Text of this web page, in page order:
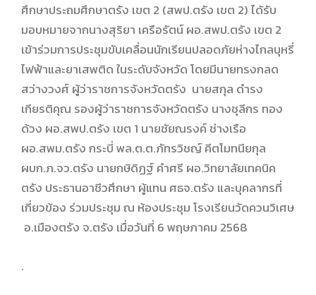
ศึกษาประถมศึกษาตรัง เขต 2 (สพป.ตรัง เขต 2) ได้รับ
มอบหมายจากนางสุริยา เครือรัตน์ ผอ.สพป.ตรัง เขต 2
เข้าร่วมการประชุมขับเคลื่อนนักเรียนปลอดภัยห่างไกลบุหรี่
ไฟฟ้าและยาเสพติด ในระดับจังหวัด โดยมีนายทรงกลด
สว่างวงศ์ ผู้ว่าราชการจังหวัดตรัง นายสกุล ดำรง
เกียรติคุณ รองผู้ว่าราชการจังหวัดตรัง นางชุลีกร ทอง
ด้วง ผอ.สพป.ตรัง เขต 1 นายชัยณรงค์ ช่างเรือ
ผอ.สพม.ตรัง กระบี่ พล.ต.ต.ภัทรวิชญ์ คีตโมทนียกุล
ผบก.ภ.จว.ตรัง นายกษิดิฏฐ์ คำศรี ผอ.วิทยาลัยเทคนิค
ตรัง ประธานอาชีวศึกษา ผู้แทน ศธจ.ตรัง และบุคลากรที่
เกี่ยวข้อง ร่วมประชุม ณ ห้องประชุม โรงเรียนวัดควนวิเศษ
อ.เมืองตรัง จ.ตรัง เมื่อวันที่ 6 พฤษภาคม 2568
.